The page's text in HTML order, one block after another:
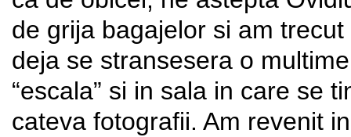
de grija bagajelor si am
deja se stransesera o
“escala” si in sala in care se
cateva fotografii. Am revenit